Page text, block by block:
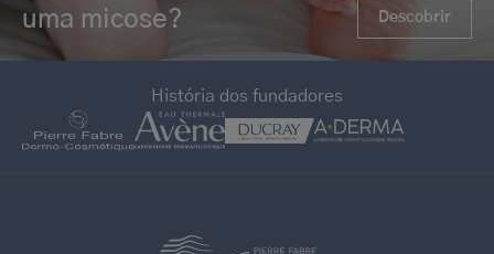
uma micose?
Descobrir
História dos fundadores